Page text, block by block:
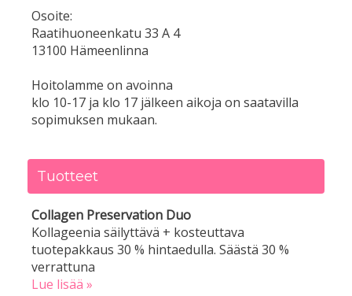
Osoite:
Raatihuoneenkatu 33 A 4
13100 Hämeenlinna
Hoitolamme on avoinna
klo 10-17 ja klo 17 jälkeen aikoja on saatavilla
sopimuksen mukaan.
Tuotteet
Collagen Preservation Duo
Kollageenia säilyttävä + kosteuttava
tuotepakkaus 30 % hintaedulla. Säästä 30 %
verrattuna
Lue lisää »